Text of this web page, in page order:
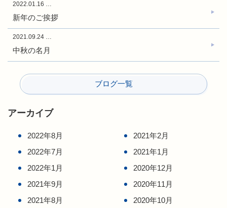
2022.01.16 …
新年のご挨拶
2021.09.24 …
中秋の名月
ブログ一覧
アーカイブ
2022年8月
2022年7月
2022年1月
2021年9月
2021年8月
2021年2月
2021年1月
2020年12月
2020年11月
2020年10月